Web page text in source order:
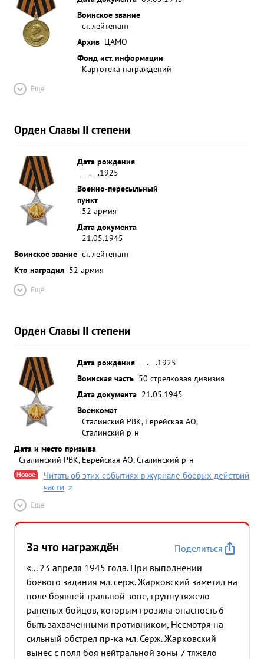
Воинское звание
ст. лейтенант
Архив ЦАМО
Фонд ист. информации
Картотека награждений
Ещё
Орден Славы II степени
Дата рождения
__.__.1925
Военно-пересыльный
пункт
52 армия
Дата документа
21.05.1945
Воинское звание ст. лейтенант
Кто наградил 52 армия
Ещё
Орден Славы II степени
Дата рождения
__.__.1925
Воинская часть 50 стрелковая дивизия
Дата документа 21.05.1945
Военкомат
Сталинский РВК, Еврейская АО,
Сталинский р-н
Дата и место призыва
Сталинский РВК, Еврейская АО, Сталинский р-н
Новое
Читать об этих событиях в журнале боевых действий
части
Ещё
За что награждён
Поделиться
«... 23 апреля 1945 года. При выполнении
боевого задания мл. серж. Жарковский заметил на
поле боявней тральной зоне, группу тяжело
раненых бойцов, которым грозила опасность 6
быть захваченными противником, Несмотря на
сильный обстрел пр-ка мл. Серж. Жарковский
вынес с поля боя нейтральной зоны 7 тяжело